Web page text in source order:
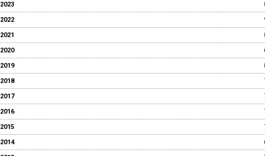
2023
2022
2021
2020
2019
2018
2017
2016
2015
2014